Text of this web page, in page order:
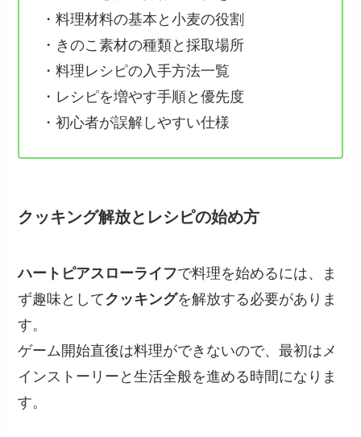
・料理材料の基本と小麦の役割
・きのこ素材の種類と採取場所
・料理レシピの入手方法一覧
・レシピを増やす手順と優先度
・初心者が誤解しやすい仕様
クッキング解放とレシピの始め方
ハートピアスローライフで料理を始めるには、ま
ず趣味としてクッキングを解放する必要がありま
す。
ゲーム開始直後は料理ができないので、最初はメ
インストーリーと生活全般を進める時間になりま
す。